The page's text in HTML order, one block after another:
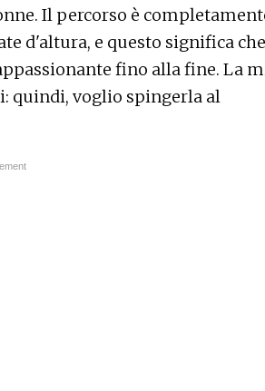
Il percorso è
d'altura, e questo significa
fino alla fine. La
quindi, voglio spingerla al